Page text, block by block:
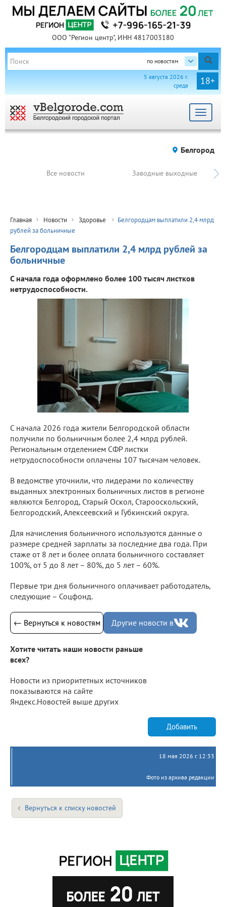
ООО "Регион центр", ИНН 4817003180
по новостям
18+
5 августа 2026 г.
среда
Toggle
Белгород
Все новости Заводные выходные
Главная Новости Здоровье
Белгородцам выплатили 2,4 млрд
рублей за больничные
Белгородцам выплатили 2,4 млрд рублей за
больничные
С начала года оформлено более 100 тысяч листков
нетрудоспособности.
С начала 2026 года жители Белгородской области
получили по больничным более 2,4 млрд рублей.
Региональным отделением СФР листки
нетрудоспособности оплачены 107 тысячам человек.
В ведомстве уточнили, что лидерами по количеству
выданных электронных больничных листов в регионе
являются Белгород, Старый Оскол, Старооскольский,
Белгородский, Алексеевский и Губкинский округа.
Для начисления больничного используются данные о
размере средней зарплаты за последние два года. При
стаже от 8 лет и более оплата больничного составляет
100%, от 5 до 8 лет – 80%, до 5 лет – 60%.
Первые три дня больничного оплачивает работодатель,
следующие – Соцфонд.
← Вернуться к новостям Другие новости в
Хотите читать наши новости раньше
всех?
Новости из приоритетных источников
показываются на сайте
Яндекс.Новостей выше других
Добавить
18 мая 2026 г. 12:33
Фото из архива редакции
Вернуться к списку новостей